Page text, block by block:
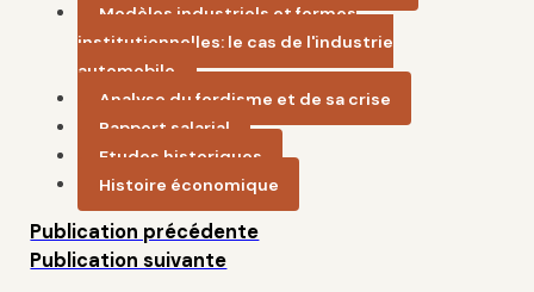
Modèles industriels et formes
institutionnelles: le cas de l'industrie
automobile
Analyse du fordisme et de sa crise
Rapport salarial
Etudes historiques
Histoire économique
Publication précédente
Publication suivante